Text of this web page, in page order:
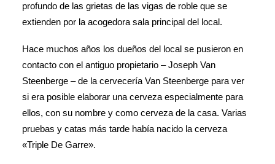
profundo de las grietas de las vigas de roble que se
extienden por la acogedora sala principal del local.
Hace muchos años los dueños del local se pusieron en
contacto con el antiguo propietario – Joseph Van
Steenberge – de la cervecería Van Steenberge para ver
si era posible elaborar una cerveza especialmente para
ellos, con su nombre y como cerveza de la casa. Varias
pruebas y catas más tarde había nacido la cerveza
«Triple De Garre».